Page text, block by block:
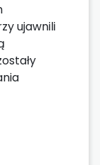
ujawnili